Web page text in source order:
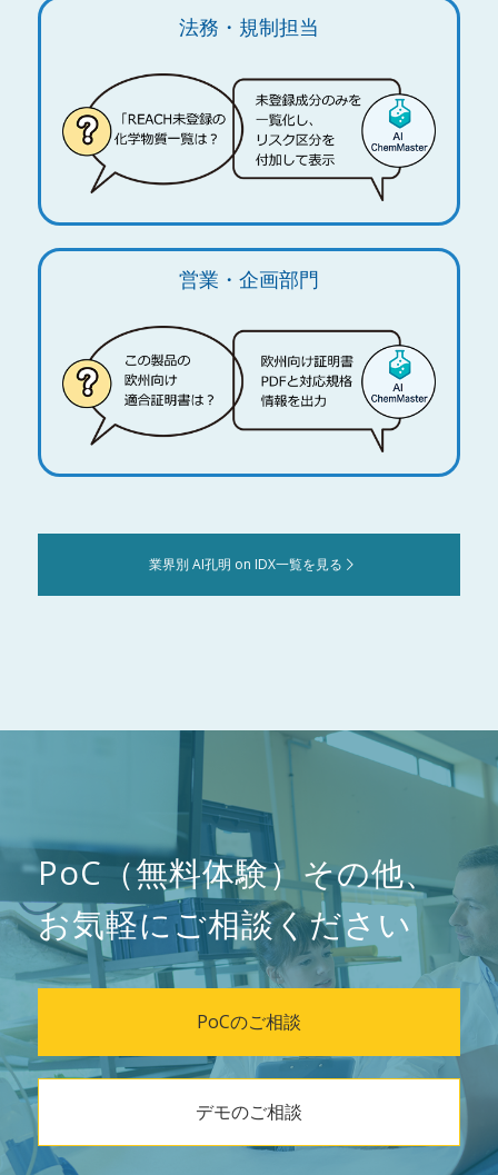
法務・規制担当
営業・企画部門
業界別 AI孔明 on IDX一覧を見る
PoC（無料体験）その他、
お気軽にご相談ください
PoCのご相談
デモのご相談